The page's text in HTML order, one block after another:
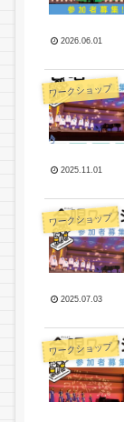
2026.06.01
ワークショップ
2025.11.01
ワークショップ
2025.07.03
ワークショップ